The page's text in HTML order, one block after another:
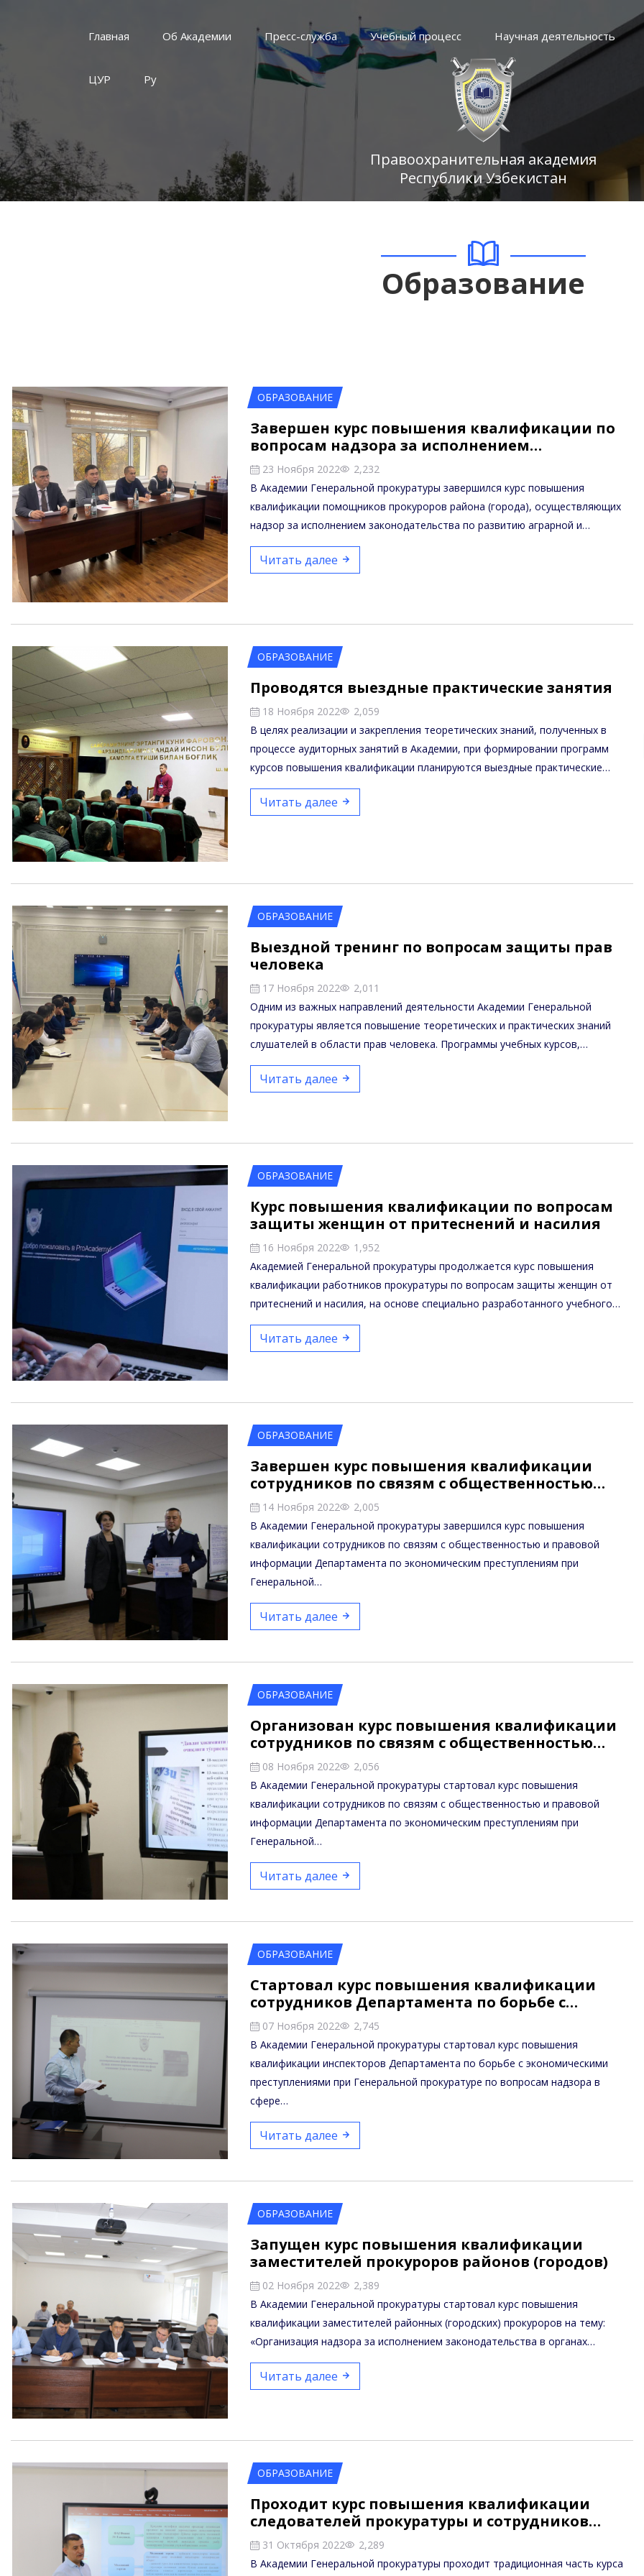
Главная Об Академии Пресс-служба Учебный процесс Научная деятельность
ЦУР Ру
Правоохранительная академия
Республики Узбекистан
Образование
ОБРАЗОВАНИЕ
Завершен курс повышения квалификации по
вопросам надзора за исполнением…
23 Ноября 2022
2,232
В Академии Генеральной прокуратуры завершился курс повышения
квалификации помощников прокуроров района (города), осуществляющих
надзор за исполнением законодательства по развитию аграрной и…
Читать далее
ОБРАЗОВАНИЕ
Проводятся выездные практические занятия
18 Ноября 2022
2,059
В целях реализации и закрепления теоретических знаний, полученных в
процессе аудиторных занятий в Академии, при формировании программ
курсов повышения квалификации планируются выездные практические…
Читать далее
ОБРАЗОВАНИЕ
Выездной тренинг по вопросам защиты прав
человека
17 Ноября 2022
2,011
Одним из важных направлений деятельности Академии Генеральной
прокуратуры является повышение теоретических и практических знаний
слушателей в области прав человека. Программы учебных курсов,…
Читать далее
ОБРАЗОВАНИЕ
Курс повышения квалификации по вопросам
защиты женщин от притеснений и насилия
16 Ноября 2022
1,952
Академией Генеральной прокуратуры продолжается курс повышения
квалификации работников прокуратуры по вопросам защиты женщин от
притеснений и насилия, на основе специально разработанного учебного…
Читать далее
ОБРАЗОВАНИЕ
Завершен курс повышения квалификации
сотрудников по связям с общественностью…
14 Ноября 2022
2,005
В Академии Генеральной прокуратуры завершился курс повышения
квалификации сотрудников по связям с общественностью и правовой
информации Департамента по экономическим преступлениям при
Генеральной…
Читать далее
ОБРАЗОВАНИЕ
Организован курс повышения квалификации
сотрудников по связям с общественностью…
08 Ноября 2022
2,056
В Академии Генеральной прокуратуры стартовал курс повышения
квалификации сотрудников по связям с общественностью и правовой
информации Департамента по экономическим преступлениям при
Генеральной…
Читать далее
ОБРАЗОВАНИЕ
Стартовал курс повышения квалификации
сотрудников Департамента по борьбе с…
07 Ноября 2022
2,745
В Академии Генеральной прокуратуры стартовал курс повышения
квалификации инспекторов Департамента по борьбе с экономическими
преступлениями при Генеральной прокуратуре по вопросам надзора в
сфере…
Читать далее
ОБРАЗОВАНИЕ
Запущен курс повышения квалификации
заместителей прокуроров районов (городов)
02 Ноября 2022
2,389
В Академии Генеральной прокуратуры стартовал курс повышения
квалификации заместителей районных (городских) прокуроров на тему:
«Организация надзора за исполнением законодательства в органах…
Читать далее
ОБРАЗОВАНИЕ
Проходит курс повышения квалификации
следователей прокуратуры и сотрудников…
31 Октября 2022
2,289
В Академии Генеральной прокуратуры проходит традиционная часть курса